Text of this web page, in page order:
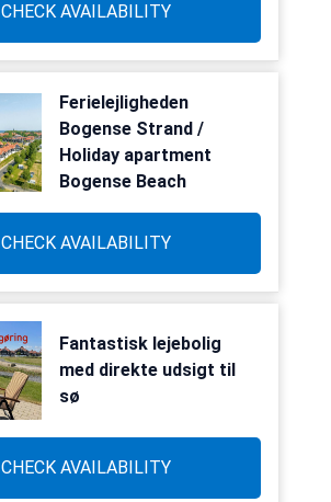
CHECK AVAILABILITY
Ferielejligheden
Bogense Strand /
Holiday apartment
Bogense Beach
CHECK AVAILABILITY
Fantastisk lejebolig
med direkte udsigt til
sø
CHECK AVAILABILITY